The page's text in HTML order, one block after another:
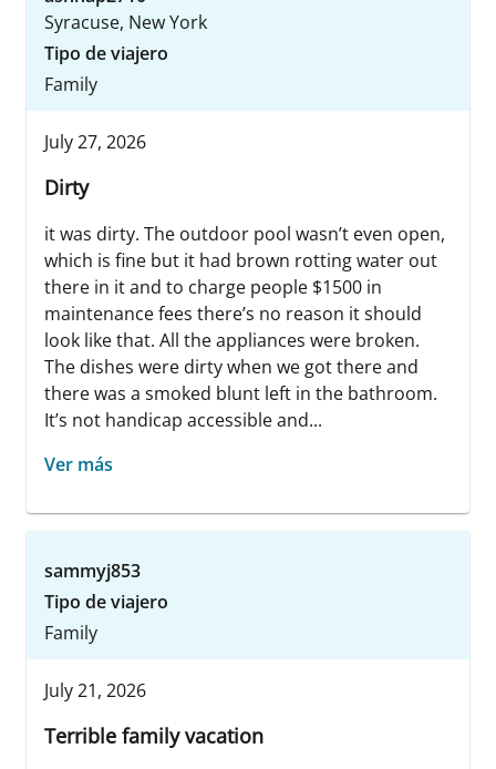
Syracuse, New York
Tipo de viajero
Family
July 27, 2026
Dirty
it was dirty. The outdoor pool wasn’t even open,
which is fine but it had brown rotting water out
there in it and to charge people $1500 in
maintenance fees there’s no reason it should
look like that. All the appliances were broken.
The dishes were dirty when we got there and
there was a smoked blunt left in the bathroom.
It’s not handicap accessible and...
Ver más
sammyj853
Tipo de viajero
Family
July 21, 2026
Terrible family vacation